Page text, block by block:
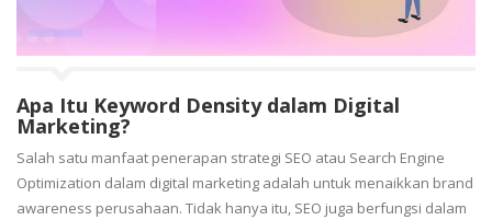
Apa Itu Keyword Density dalam Digital
Marketing?
Salah satu manfaat penerapan strategi SEO atau Search Engine
Optimization dalam digital marketing adalah untuk menaikkan brand
awareness perusahaan. Tidak hanya itu, SEO juga berfungsi dalam